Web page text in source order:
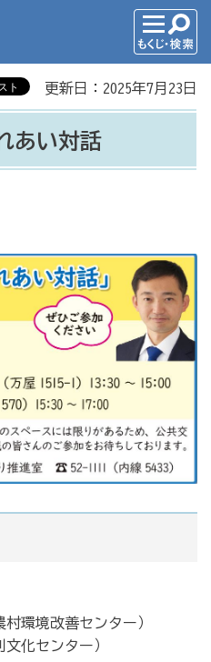
更新日：2025年7月23日
あい対話
環境改善センター）
化センター）